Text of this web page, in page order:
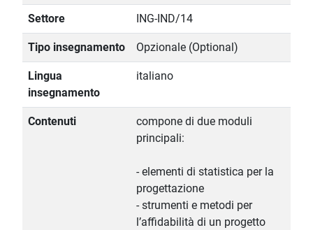
Settore ING-IND/14
Tipo insegnamento Opzionale (Optional)
Lingua
insegnamento
italiano
Contenuti
compone di due moduli
principali:
- elementi di statistica per la
progettazione
- strumenti e metodi per
l’affidabilità di un progetto